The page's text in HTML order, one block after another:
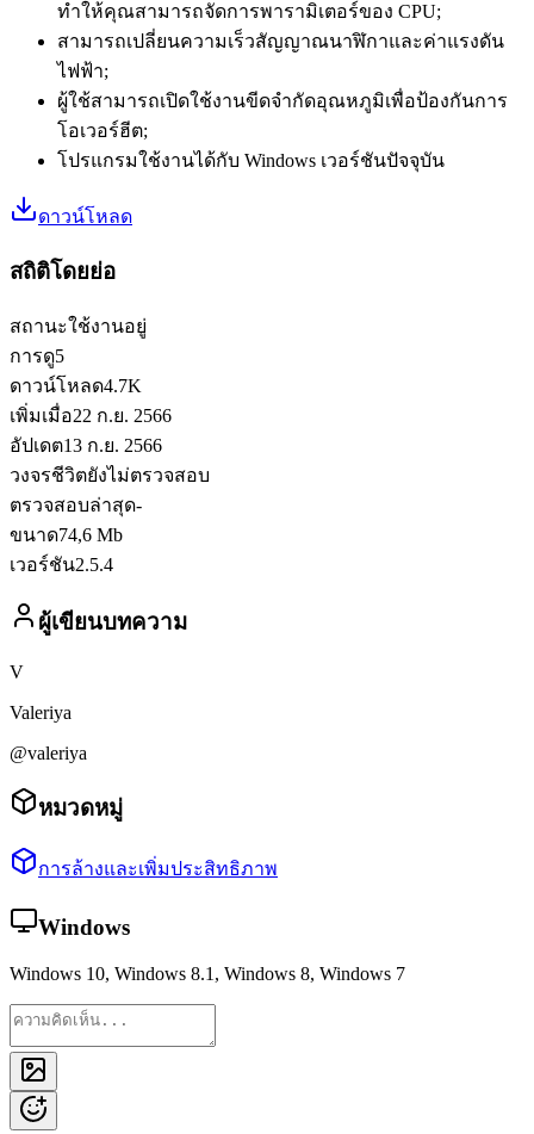
ทำให้คุณสามารถจัดการพารามิเตอร์ของ CPU;
สามารถเปลี่ยนความเร็วสัญญาณนาฬิกาและค่าแรงดัน
ไฟฟ้า;
ผู้ใช้สามารถเปิดใช้งานขีดจำกัดอุณหภูมิเพื่อป้องกันการ
โอเวอร์ฮีต;
โปรแกรมใช้งานได้กับ Windows เวอร์ชันปัจจุบัน
ดาวน์โหลด
สถิติโดยย่อ
สถานะใช้งานอยู่
การดู5
ดาวน์โหลด4.7K
เพิ่มเมื่อ22 ก.ย. 2566
อัปเดต13 ก.ย. 2566
วงจรชีวิตยังไม่ตรวจสอบ
ตรวจสอบล่าสุด-
ขนาด74,6 Mb
เวอร์ชัน2.5.4
ผู้เขียนบทความ
V
Valeriya
@valeriya
หมวดหมู่
การล้างและเพิ่มประสิทธิภาพ
Windows
Windows 10, Windows 8.1, Windows 8, Windows 7